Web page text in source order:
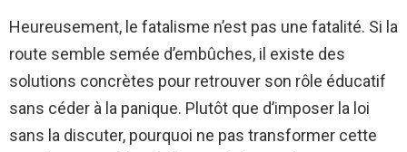
Heureusement, le fatalisme n’est pas une fatalité. Si la
route semble semée d’embûches, il existe des
solutions concrètes pour retrouver son rôle éducatif
sans céder à la panique. Plutôt que d’imposer la loi
sans la discuter, pourquoi ne pas transformer cette